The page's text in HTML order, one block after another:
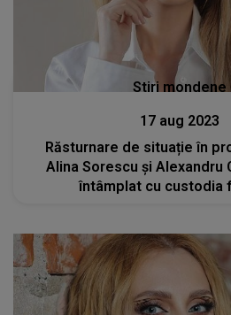
Stiri mondene
17 aug 2023
Răsturnare de situație în
Alina Sorescu și Alexandru
întâmplat cu custodia